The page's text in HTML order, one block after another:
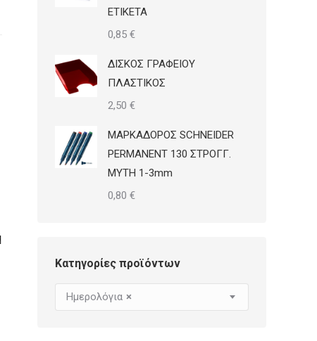
ΕΤΙΚΕΤΑ
0,85 €
ΔΙΣΚΟΣ ΓΡΑΦΕΙΟΥ
ΠΛΑΣΤΙΚΟΣ
2,50 €
ΜΑΡΚΑΔΟΡΟΣ SCHNEIDER
PERMANENT 130 ΣΤΡΟΓΓ.
ΜΥΤΗ 1-3mm
0,80 €
Κατηγορίες προϊόντων
×
Ημερολόγια